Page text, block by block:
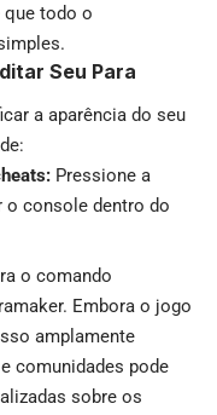
que todo o
Seu Para
a aparência do seu
Pressione a
o console dentro do
o comando
Embora o jogo
amplamente
comunidades pode
sobre os